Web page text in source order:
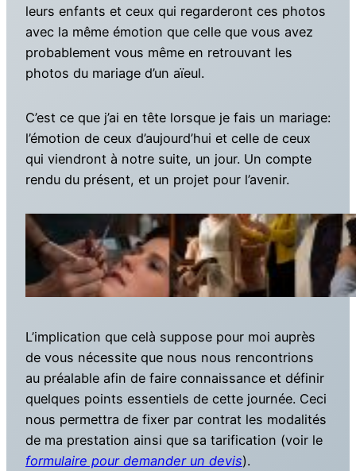
leurs enfants et ceux qui regarderont ces photos
avec la même émotion que celle que vous avez
probablement vous même en retrouvant les
photos du mariage d’un aïeul.
C’est ce que j’ai en tête lorsque je fais un mariage:
l’émotion de ceux d’aujourd’hui et celle de ceux
qui viendront à notre suite, un jour. Un compte
rendu du présent, et un projet pour l’avenir.
L’implication que celà suppose pour moi auprès
de vous nécessite que nous nous rencontrions
au préalable afin de faire connaissance et définir
quelques points essentiels de cette journée. Ceci
nous permettra de fixer par contrat les modalités
de ma prestation ainsi que sa tarification (voir le
formulaire pour demander un devis).